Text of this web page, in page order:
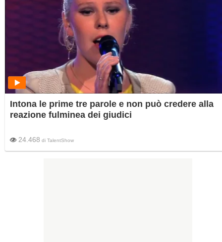
Intona le prime tre parole e non può credere alla
reazione fulminea dei giudici
24.468 di TalentShow